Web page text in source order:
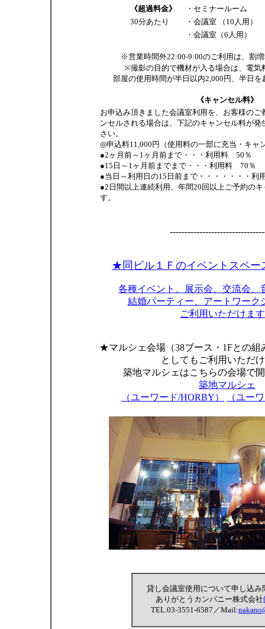
《超過料金》
・セミナールーム
30分あたり
・会議室 （10人用）
・会議室（6人用）
※営業時間外22:00-9:00のご利用は、割
※撮影の目的で機材が入る場合は、電気
部屋の使用時間が半日以内2,000円、半日を
《キャンセル料》
お申込み頂きました会議室利用を、お客様のご
ンセルされる場合は、下記のキャンセル料が発
さい。
◎申込料11,000円（使用料の一部に充当・キャ
●2ヶ月前～1ヶ月前まで・・・利用料 50％
●15日～1ヶ月前までまで・・・利用料 70％
●当日～利用日の15日前まで・・・・・・・利
●2日間以上連続利用、年間20回以上ご予約の
す。
★同ビル１Ｆのイベントスペー
各種イベント、展示会、交流会、
結婚パーティー、アートワーク
ご利用いただけま
★マルシェ会場（38ブース・1Fとの組
としてもご利用いただ
築地マルシェはこちらの会場で
築地マルシェ
（ユーワード/HORBY）
（ユー
貸し会議室使用について申し込み
ありがとうカンパニー株式会社
TEL.03-3551-6587 ／Mail: